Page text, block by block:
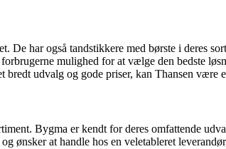
har også tandstikkere med børste i deres
mulighed for at vælge den bedste
udvalg og gode priser, kan Thansen være
Bygma er kendt for deres omfattende
ønsker at handle hos en veletableret